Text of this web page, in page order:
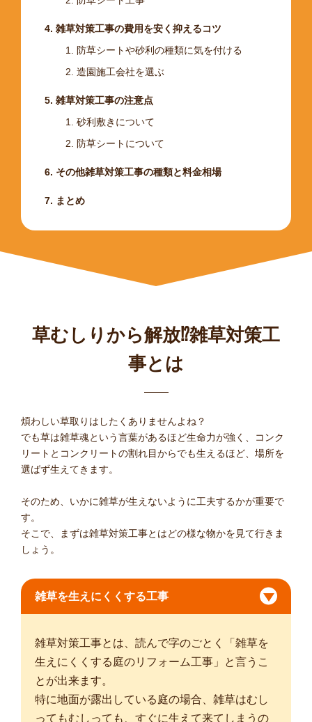
雑草対策工事の費用を安く抑えるコツ
防草シートや砂利の種類に気を付ける
造園施工会社を選ぶ
雑草対策工事の注意点
砂利敷きについて
防草シートについて
その他雑草対策工事の種類と料金相場
まとめ
草むしりから解放⁉雑草対策工
事とは
煩わしい草取りはしたくありませんよね？
でも草は雑草魂という言葉があるほど生命力が強く、コンク
リートとコンクリートの割れ目からでも生えるほど、場所を
選ばず生えてきます。
そのため、いかに雑草が生えないように工夫するかが重要で
す。
そこで、まずは雑草対策工事とはどの様な物かを見て行きま
しょう。
雑草を生えにくくする工事
雑草対策工事とは、読んで字のごとく「雑草を
生えにくくする庭のリフォーム工事」と言うこ
とが出来ます。
特に地面が露出している庭の場合、雑草はむし
ってもむしっても、すぐに生えて来てしまうの